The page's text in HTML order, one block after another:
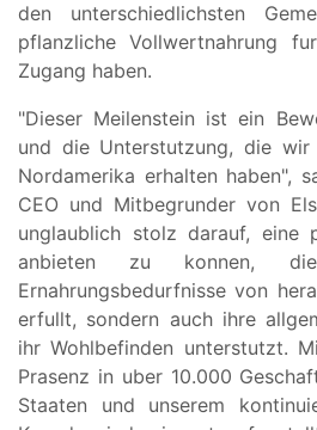
den unterschiedlichsten
pflanzliche Vollwertnahrung
Zugang haben.
"Dieser Meilenstein ist ein
und die Unterstutzung, die
Nordamerika erhalten haben",
CEO und Mitbegrunder von
unglaublich stolz darauf, eine
anbieten zu konnen,
Ernahrungsbedurfnisse von
erfullt, sondern auch ihre
ihr Wohlbefinden unterstutzt.
Prasenz in uber 10.000
Staaten und unserem